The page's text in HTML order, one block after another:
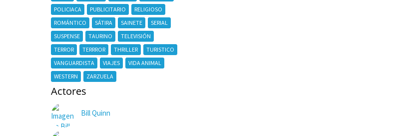
POLICIACA
PUBLICITARIO
RELIGIOSO
ROMÁNTICO
SÁTIRA SAINETE
SERIAL
SUSPENSE
TAURINO
TELEVISIÓN
TERROR
TERRROR THRILLER
TURISTICO
VANGUARDISTA
VIAJES
VIDA ANIMAL
WESTERN
ZARZUELA
Actores
Bill Quinn